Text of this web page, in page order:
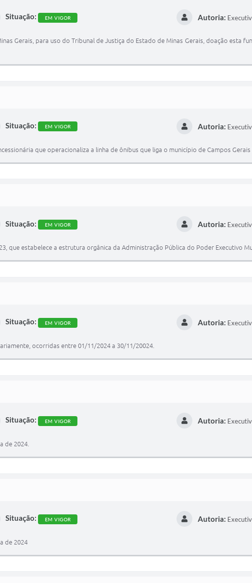
Situação: EM VIGOR Autoria:
Gerais, para uso do Tribunal de Justiça do Estado de Minas Gerais, doação esta
Situação: EM VIGOR Autoria:
que operacionaliza a linha de ônibus que liga o município de Campos Gerais
Situação: EM VIGOR Autoria:
que estabelece a estrutura orgânica da Administração Pública do Poder Executivo
Situação: EM VIGOR Autoria:
ocorridas entre 01/11/2024 a 30/11/20024.
Situação: EM VIGOR Autoria:
de 2024.
Situação: EM VIGOR Autoria:
de 2024